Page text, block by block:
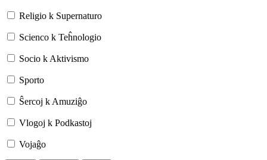
Religio k Supernaturo
Scienco k Teĥnologio
Socio k Aktivismo
Sporto
Ŝercoj k Amuziĝo
Vlogoj k Podkastoj
Vojaĝo